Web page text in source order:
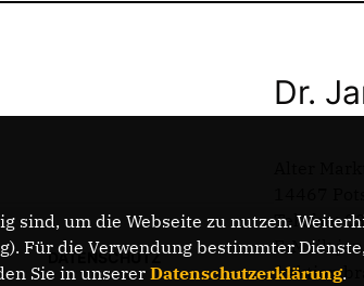
DATENSCHUTZ
Dr.
Telefon:
E-Mail:
sind, um die Webseite zu nutzen.
Für die Verwendung bestimmter
Sie in unserer Datenschutzerklärung.